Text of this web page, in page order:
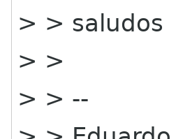
> > saludos
> >
> > --